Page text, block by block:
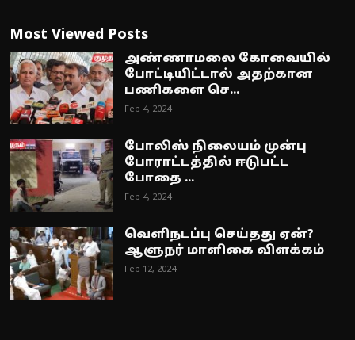
Most Viewed Posts
அண்ணாமலை கோவையில்
போட்டியிட்டால் அதற்கான
பணிகளை செ...
Feb 4, 2024
போலிஸ் நிலையம் முன்பு
போராட்டத்தில் ஈடுபட்ட
போதை ...
Feb 4, 2024
வெளிநடப்பு செய்தது ஏன்?
ஆளுநர் மாளிகை விளக்கம்
Feb 12, 2024